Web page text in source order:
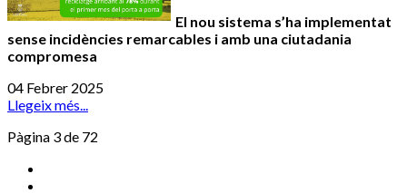
El nou sistema s’ha implementat
sense incidències remarcables i amb una ciutadania
compromesa
04 Febrer 2025
Llegeix més...
Pàgina 3 de 72